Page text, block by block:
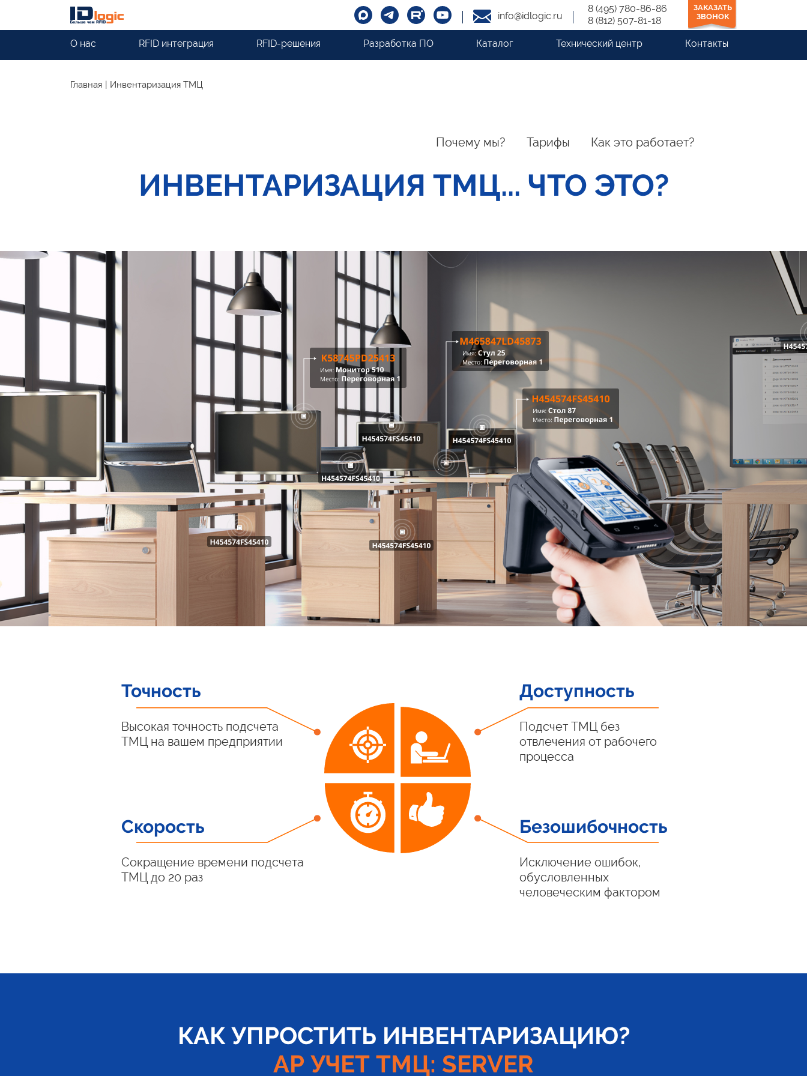
info@idlogic.ru
8 (495) 780-86-86
8 (812) 507-81-18
ЗАКАЗАТЬ
ЗВОНОК
О нас RFID интеграция RFID-решения Разработка ПО Каталог Технический центр Контакты
Главная | Инвентаризация ТМЦ
Почему мы? Тарифы Как это работает?
ИНВЕНТАРИЗАЦИЯ ТМЦ... ЧТО ЭТО?
Точность
Высокая точность подсчета
ТМЦ на вашем предприятии
Доступность
Подсчет ТМЦ без
отвлечения от рабочего
процесса
Скорость
Сокращение времени подсчета
ТМЦ до 20 раз
Безошибочность
Исключение ошибок,
обусловленных
человеческим фактором
КАК УПРОСТИТЬ ИНВЕНТАРИЗАЦИЮ?
АР УЧЕТ ТМЦ: SERVER